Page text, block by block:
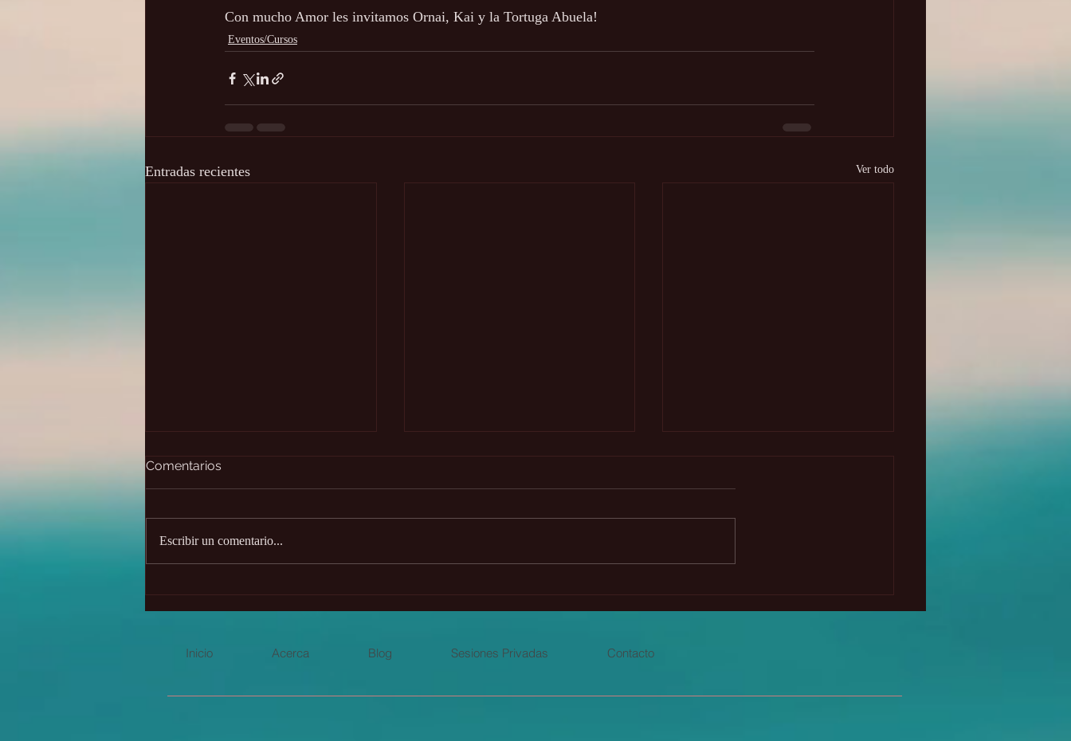
Con mucho Amor les invitamos Ornai, Kai y la Tortuga Abuela!
Eventos/Cursos
Entradas recientes Ver todo
Comentarios
Escribir un comentario...
Inicio Acerca Blog Sesiones Privadas Contacto